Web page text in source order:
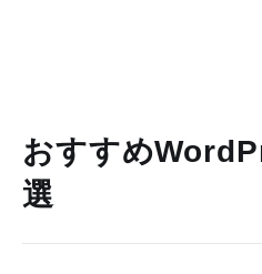
おすすめ
選